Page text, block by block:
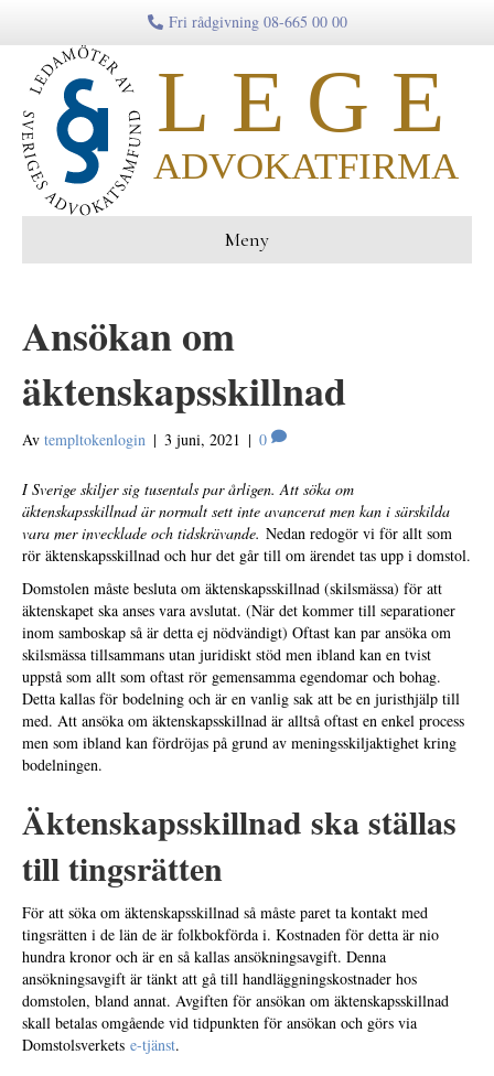
Fri rådgivning 08-665 00 00
Meny
Ansökan om
äktenskapsskillnad
Av templtokenlogin | 3 juni, 2021 | 0
I Sverige skiljer sig tusentals par årligen. Att söka om
äktenskapsskillnad är normalt sett inte avancerat men kan i särskilda
vara mer invecklade och tidskrävande. Nedan redogör vi för allt som
rör äktenskapsskillnad och hur det går till om ärendet tas upp i domstol.
Domstolen måste besluta om äktenskapsskillnad (skilsmässa) för att
äktenskapet ska anses vara avslutat. (När det kommer till separationer
inom samboskap så är detta ej nödvändigt) Oftast kan par ansöka om
skilsmässa tillsammans utan juridiskt stöd men ibland kan en tvist
uppstå som allt som oftast rör gemensamma egendomar och bohag.
Detta kallas för bodelning och är en vanlig sak att be en juristhjälp till
med. Att ansöka om äktenskapsskillnad är alltså oftast en enkel process
men som ibland kan fördröjas på grund av meningsskiljaktighet kring
bodelningen.
Äktenskapsskillnad ska ställas
till tingsrätten
För att söka om äktenskapsskillnad så måste paret ta kontakt med
tingsrätten i de län de är folkbokförda i. Kostnaden för detta är nio
hundra kronor och är en så kallas ansökningsavgift. Denna
ansökningsavgift är tänkt att gå till handläggningskostnader hos
domstolen, bland annat. Avgiften för ansökan om äktenskapsskillnad
skall betalas omgående vid tidpunkten för ansökan och görs via
Domstolsverkets e-tjänst.